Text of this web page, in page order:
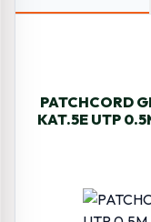
PATCHCORD
KAT.5E UTP